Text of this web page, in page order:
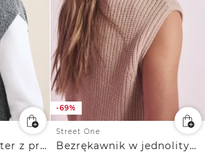
Dwukolorowy sweter z przędzy z piór
-69%
Street One
Bezrękawnik w jednolitym kolorze